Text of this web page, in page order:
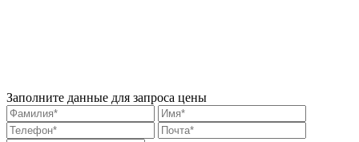
Заполните данные для запроса цены